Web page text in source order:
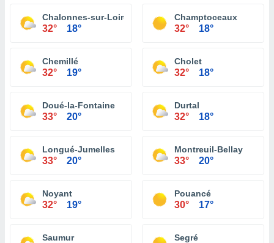
Chalonnes-sur-Loire
32° 18°
Champtoceaux
32° 18°
Chemillé
32° 19°
Cholet
32° 18°
Doué-la-Fontaine
33° 20°
Durtal
32° 18°
Longué-Jumelles
33° 20°
Montreuil-Bellay
33° 20°
Noyant
32° 19°
Pouancé
30° 17°
Saumur Segré